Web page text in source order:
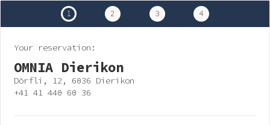
1 2 3 4
Your reservation:
OMNIA Dierikon
Dörfli, 12, 6036 Dierikon
+41 41 440 60 36